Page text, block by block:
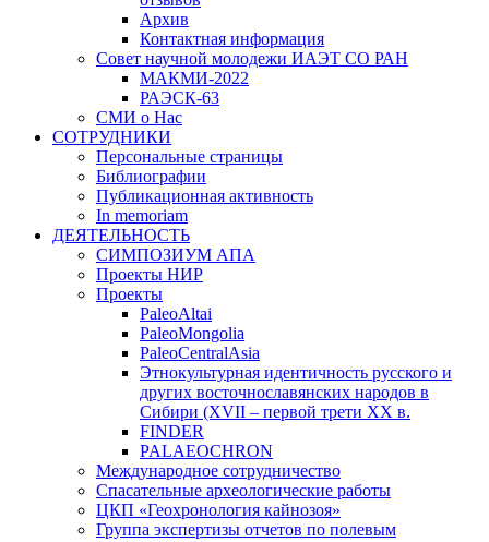
Архив
Контактная информация
Совет научной молодежи ИАЭТ СО РАН
МАКМИ-2022
РАЭСК-63
СМИ о Нас
СОТРУДНИКИ
Персональные страницы
Библиографии
Публикационная активность
In memoriam
ДЕЯТЕЛЬНОСТЬ
СИМПОЗИУМ АПА
Проекты НИР
Проекты
PaleoAltai
PaleoMongolia
PaleoCentralAsia
Этнокультурная идентичность русского и
других восточнославянских народов в
Сибири (XVII – первой трети ХХ в.
FINDER
PALAEOCHRON
Международное сотрудничество
Спасательные археологические работы
ЦКП «Геохронология кайнозоя»
Группа экспертизы отчетов по полевым